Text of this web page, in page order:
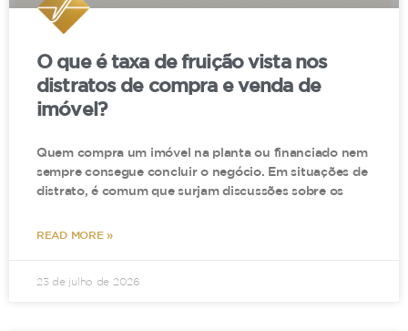
O que é taxa de fruição vista nos
distratos de compra e venda de
imóvel?
Quem compra um imóvel na planta ou financiado nem
sempre consegue concluir o negócio. Em situações de
distrato, é comum que surjam discussões sobre os
READ MORE »
23 de julho de 2026